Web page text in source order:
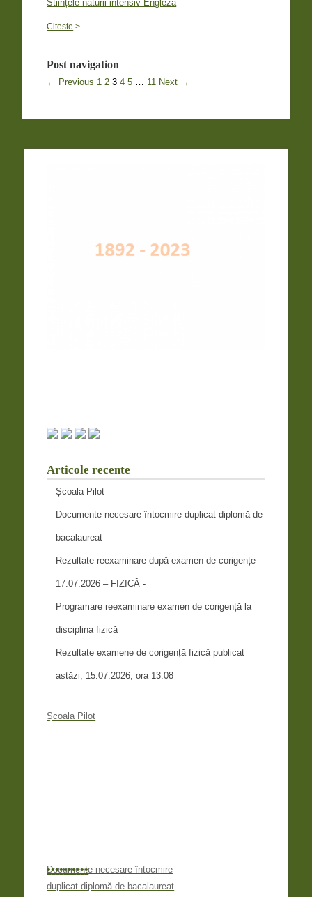
Stiințele naturii intensiv Engleză
Citeste >
Post navigation
← Previous 1 2 3 4 5 … 11 Next →
Articole recente
Școala Pilot
Documente necesare întocmire duplicat diplomă de
bacalaureat
Rezultate reexaminare după examen de corigențe
17.07.2026 – FIZICĂ -
Programare reexaminare examen de corigență la
disciplina fizică
Rezultate examene de corigență fizică publicat
astăzi, 15.07.2026, ora 13:08
Școala Pilot
Documente necesare întocmire
duplicat diplomă de bacalaureat
••••••••••